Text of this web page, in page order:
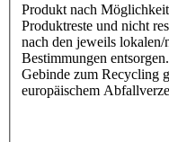
Produkt nach
Produktreste und nicht
nach den jeweils lokalen/
Bestimmungen
Gebinde zum Recycling
europäischem